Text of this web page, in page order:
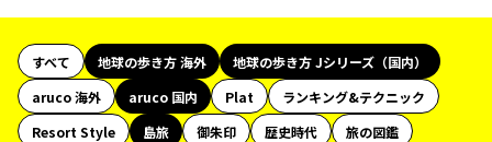
すべて 地球の歩き方 海外
地球の歩き方 Jシリーズ（国内）
aruco 海外
aruco 国内 Plat
ランキング&テクニック
Resort Style
島旅 御朱印 歴史時代
旅の図鑑